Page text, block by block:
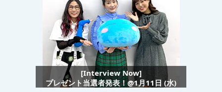
[Interview Now]
プレゼント当選者発表！@1月11日 (水)